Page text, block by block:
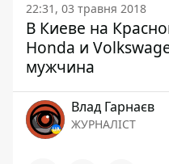
22:31, 03 травня 2018
В Киеве на
Honda и
мужчина
Влад Гарнаєв
ЖУРНАЛІСТ